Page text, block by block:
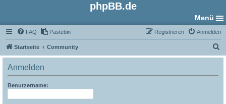
phpBB.de
Menü
FAQ Pastebin Anmelden
Registrieren
Startseite Community
u
Anmelden
Benutzername: